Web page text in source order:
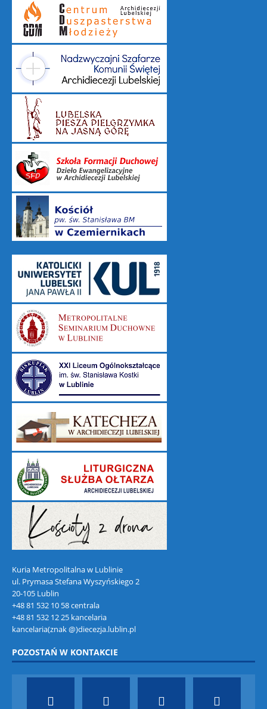
Kuria Metropolitalna w Lublinie
ul. Prymasa Stefana Wyszyńskiego 2
20-105 Lublin
+48 81 532 10 58 centrala
+48 81 532 12 25 kancelaria
kancelaria(znak @)diecezja.lublin.pl
POZOSTAŃ W KONTAKCIE